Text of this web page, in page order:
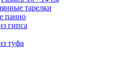
тарелки
панно
гипса
туфа